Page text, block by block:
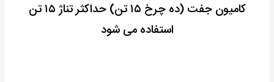
کامیون جفت (ده چرخ ۱۵ تن) حداکثر تناژ ۱۵ تن
استفاده می شود